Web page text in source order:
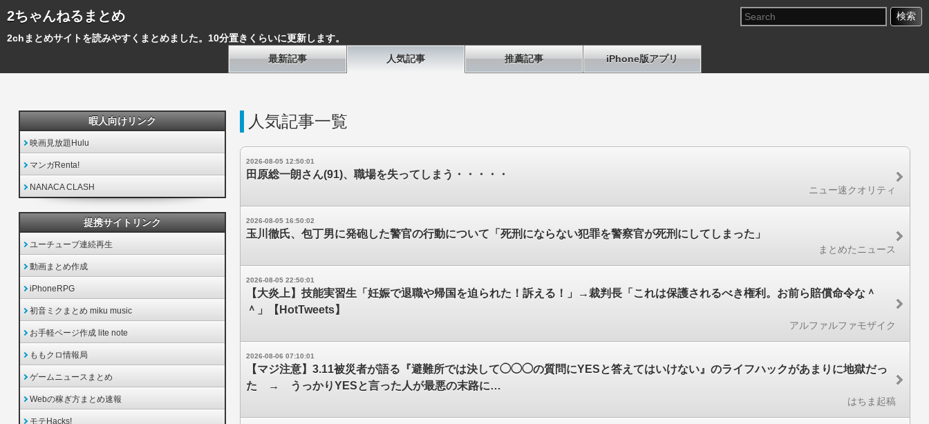
2ちゃんねるまとめ
2chまとめサイトを読みやすくまとめました。10分置きくらいに更新します。
最新記事
人気記事 推薦記事 iPhone版アプリ
人気記事一覧
2026-08-05 12:50:01
田原総一朗さん(91)、職場を失ってしまう・・・・・
ニュー速クオリティ
2026-08-05 16:50:02
玉川徹氏、包丁男に発砲した警官の行動について「死刑にならない犯罪を警察官が死刑にしてしまった」
まとめたニュース
2026-08-05 22:50:01
【大炎上】技能実習生「妊娠で退職や帰国を迫られた！訴える！」→裁判長「これは保護されるべき権利。お前ら賠償命令な＾
＾」【HotTweets】
アルファルファモザイク
2026-08-06 07:10:01
【マジ注意】3.11被災者が語る『避難所では決して◯◯◯の質問にYESと答えてはいけない』のライフハックがあまりに地獄だっ
た → うっかりYESと言った人が最悪の末路に…
はちま起稿
暇人向けリンク
映画見放題Hulu
マンガRenta!
NANACA CLASH
提携サイトリンク
ユーチューブ連続再生
動画まとめ作成
iPhoneRPG
初音ミクまとめ miku music
お手軽ページ作成 lite note
ももクロ情報局
ゲームニュースまとめ
Webの稼ぎ方まとめ速報
モテHacks!